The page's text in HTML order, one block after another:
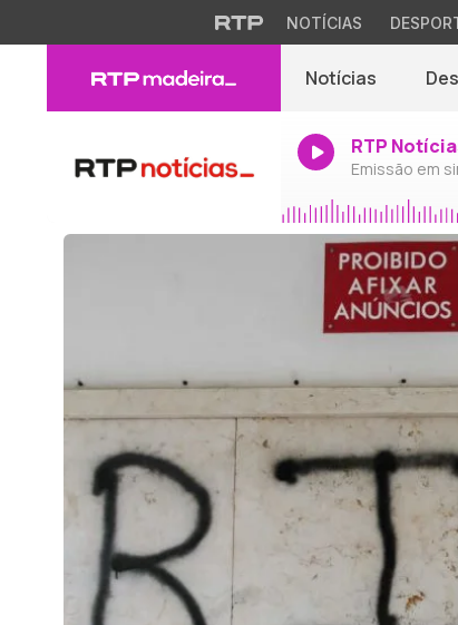
NOTÍCIAS
Notícias
RTP
Emissão em